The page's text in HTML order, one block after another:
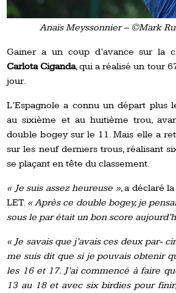
Anaïs Meyssonnier – ©Mark
Gainer a un coup d’avance sur la
Carlota Ciganda, qui a réalisé un tour
jour.
L’Espagnole a connu un départ plus
au sixième et au huitième trou,
double bogey sur le 11. Mais elle a
sur les neuf derniers trous, réalisant
se plaçant en tête du classement.
« Je suis assez heureuse », a déclaré
LET. « Après ce double bogey, je
sous le par était un bon score
« Je savais que j’avais ces deux par-
me suis dit que si je pouvais obtenir
les 16 et 17. J’ai commencé à faire
13 au 18 et avec six birdies pour